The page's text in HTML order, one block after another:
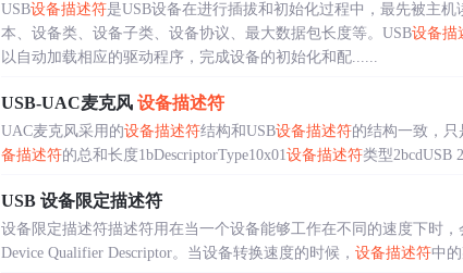
USB设备描述符是USB设备在进行插拔和初始化过程中，最先被主
本、设备类、设备子类、设备协议、最大数据包长度等。USB设备描
以自动加载相应的驱动程序，完成设备的初始化和配......
USB-UAC麦克风 设备描述符
UAC麦克风采用的设备描述符结构和USB设备描述符的结构一致，只
备描述符的总和长度1bDescriptorType10x01设备描述符类型2bcdUSB
USB 设备限定描述符
设备限定描述符描述符用在当一个设备能够工作在不同的速度下时
Device Qualifier Descriptor。当设备转换速度的时候， 设备描述符中